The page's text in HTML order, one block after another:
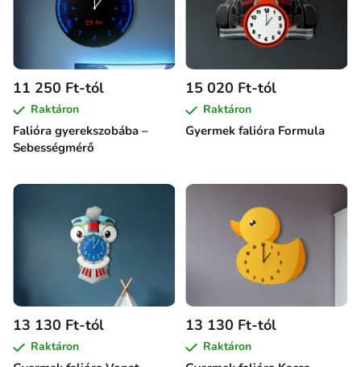
Falióra gyerekszobába –
Sebességmérő
11 250 Ft-tól
Raktáron
Gyermek falióra Formula
15 020 Ft-tól
Raktáron
13 130 Ft-tól
Raktáron
13 130 Ft-tól
Raktáron